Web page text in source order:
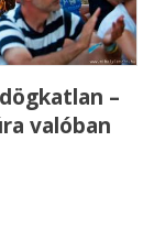
–
valóban